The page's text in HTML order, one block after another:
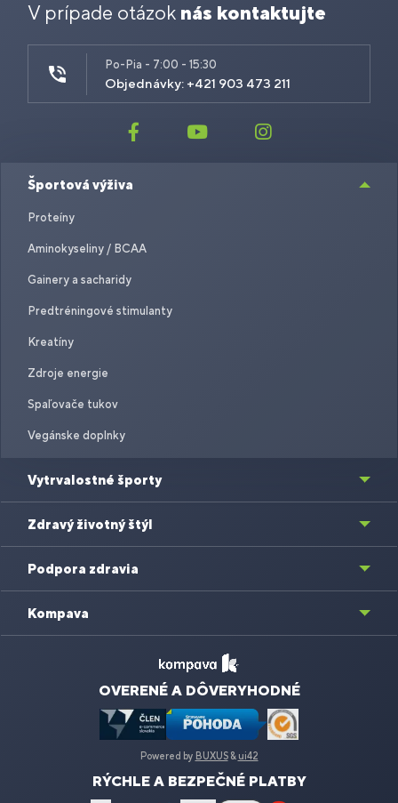
V prípade otázok nás kontaktujte
Po-Pia - 7:00 - 15:30
Objednávky: +421 903 473 211
Športová výživa
Proteíny
Aminokyseliny / BCAA
Gainery a sacharidy
Predtréningové stimulanty
Kreatíny
Zdroje energie
Spaľovače tukov
Vegánske doplnky
Vytrvalostné športy
Zdravý životný štýl
Podpora zdravia
Kompava
OVERENÉ A DÔVERYHODNÉ
Powered by BUXUS& ui42
RÝCHLE A BEZPEČNÉ PLATBY